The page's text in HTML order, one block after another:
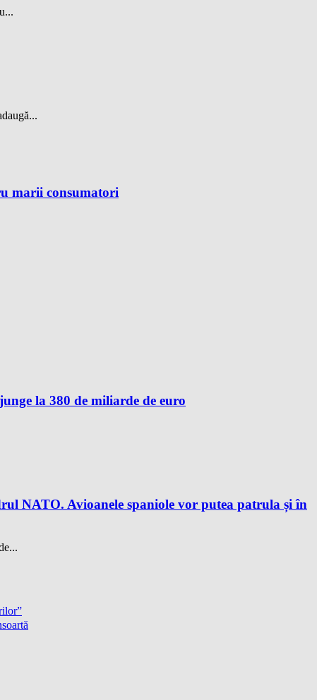
marii consumatori
la 380 de miliarde de euro
NATO. Avioanele spaniole vor putea patrula și în